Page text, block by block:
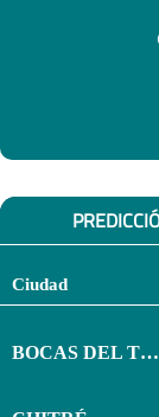
Ciudad
BOCAS DEL TORO